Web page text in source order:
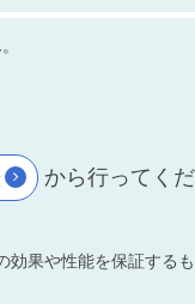
から行ってくだ
果や性能を保証するも